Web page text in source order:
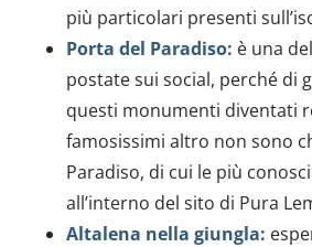
più particolari presenti
Porta del Paradiso: è una
postate sui social, perché di
questi monumenti diventati
famosissimi altro non sono
Paradiso, di cui le più
all’interno del sito di Pura
Altalena nella giungla: